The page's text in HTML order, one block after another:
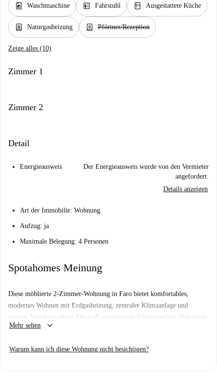
local_laundry_service Waschmaschine elevator Fahrstuhl kitchen Ausgestattete Küche
water_heater Naturgasheizung person_book Pförtner/Rezeption
Zeige alles (10)
Zimmer 1
Zimmer 2
Detail
Energieausweis
Der Energieausweis wurde von den Vermieter
angefordert.
Details anzeigen
Art der Immobilie: Wohnung
Aufzug: ja
Maximale Belegung: 4 Personen
Spotahomes Meinung
Diese möblierte 2-Zimmer-Wohnung in Faro bietet komfortables,
modernes Wohnen mit Erdgasheizung, zentraler Klimaanlage und
eigener Waschmaschine. Die voll ausgestattete Küche verfügt über einen
Geschirrspüler. Alle Nebenkosten (Strom, Wasser, Gas, WLAN) sind im
Dieses Inserat wurde nicht persönlich von Spotahome verifiziert, aber
Mehr sehen keyboard_arrow_down
Warum kann ich diese Wohnung nicht besichtigen?